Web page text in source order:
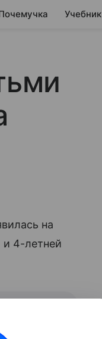
Учебник
на
4-летней